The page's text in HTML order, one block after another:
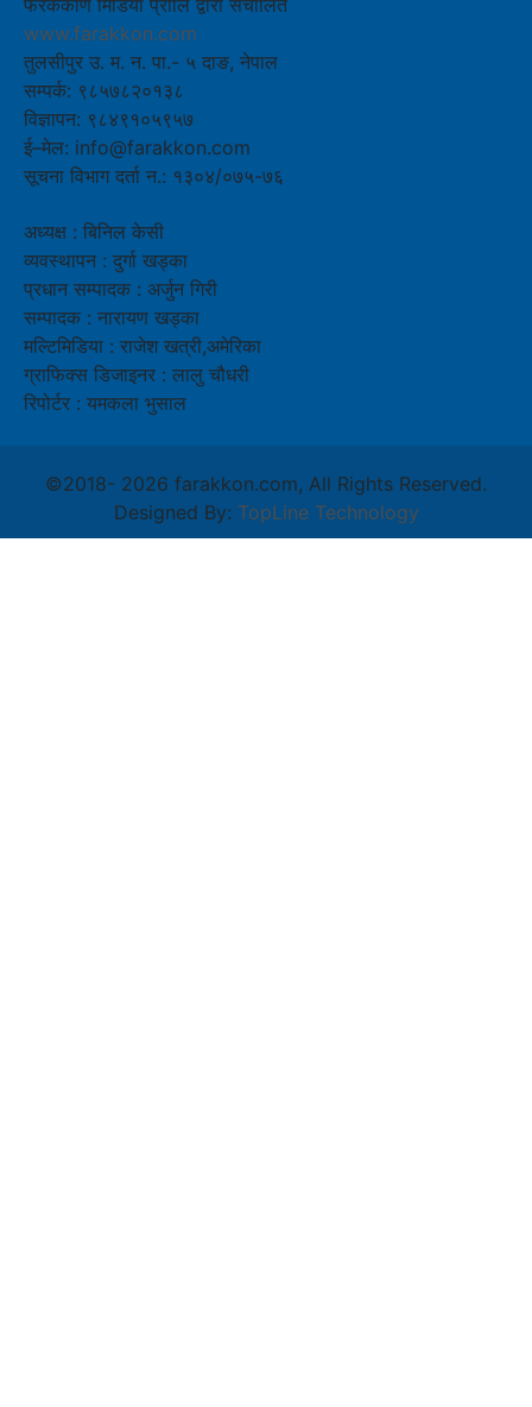
फरककोण मिडिया प्रालि द्वारा संचालित
www.farakkon.com
तुलसीपुर उ. म. न. पा.- ५ दाङ, नेपाल
सम्पर्क: ९८५७८२०१३८
विज्ञापन: ९८४९१०५९५७
ई–मेल: info@farakkon.com
सूचना विभाग दर्ता न.: १३०४/०७५-७६
अध्यक्ष : बिनिल केसी
व्यवस्थापन : दुर्गा खड्का
प्रधान सम्पादक : अर्जुन गिरी
सम्पादक : नारायण खड्का
मल्टिमिडिया : राजेश खत्री,अमेरिका
ग्राफिक्स डिजाइनर : लालु चौधरी
रिपोर्टर : यमकला भुसाल
©2018- 2026 farakkon.com, All Rights Reserved.
Designed By: TopLine Technology